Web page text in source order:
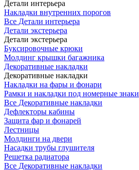
Детали интерьера
Накладки внутренних порогов
Все Детали интерьера
Детали экстерьера
Детали экстерьера
Буксировочные крюки
Молдинг крышки багажника
Декоративные накладки
Декоративные накладки
Накладки на фары и фонари
Рамки и накладки под номерные знаки
Все Декоративные накладки
Дефлекторы кабины
Защита фар и фонарей
Лестницы
Молдинги на двери
Насадки трубы глушителя
Решетка радиатора
Все Декоративные накладки